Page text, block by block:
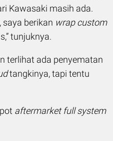
Kawasaki masih ada.
berikan wrap custom
tunjuknya.
terlihat ada penyematan
tangkinya, tapi tentu
aftermarket full system